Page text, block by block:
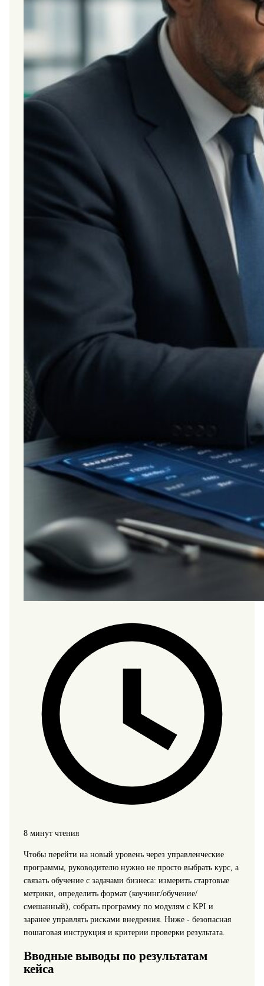
8 минут чтения
Чтобы перейти на новый уровень через управленческие
программы, руководителю нужно не просто выбрать курс, а
связать обучение с задачами бизнеса: измерить стартовые
метрики, определить формат (коучинг/обучение/
смешанный), собрать программу по модулям с KPI и
заранее управлять рисками внедрения. Ниже - безопасная
пошаговая инструкция и критерии проверки результата.
Вводные выводы по результатам
кейса